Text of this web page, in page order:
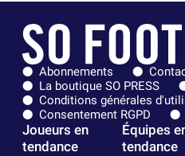
Abonnements
La boutique SO PRESS
Conditions générales
Consentement RGPD
Joueurs en
tendance
Équipes
tendance